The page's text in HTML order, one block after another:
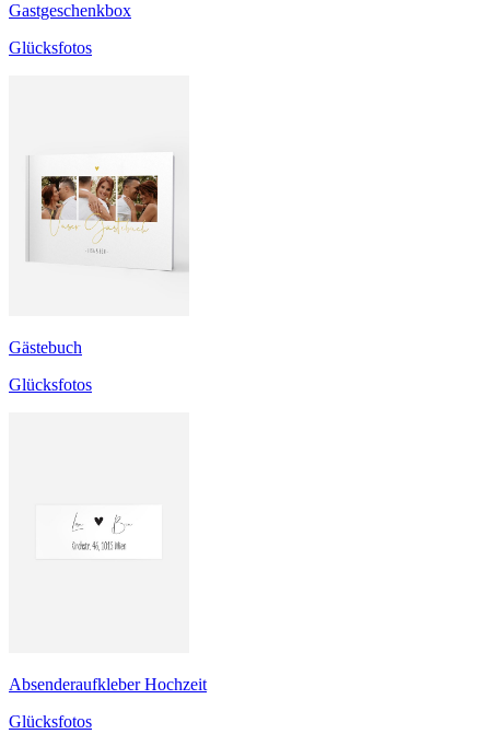
Gastgeschenkbox
Glücksfotos
Gästebuch
Glücksfotos
Absenderaufkleber Hochzeit
Glücksfotos